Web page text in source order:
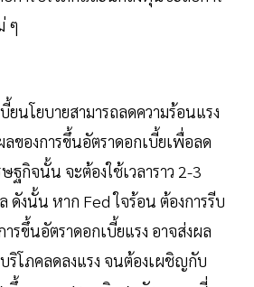
ๆ
ยนโยบายสามารถลดความร้อนแรง
ของการขึ้นอัตราดอกเบี้ยเพื่อลด
ฐกิจนั้น จะต้องใช้เวลาราว 2-3
ดังนั้น หาก Fed ใจร้อน ต้องการรีบ
รขึ้นอัตราดอกเบี้ยแรง อาจส่งผล
ริโภคลดลงแรง จนต้องเผชิญกับ